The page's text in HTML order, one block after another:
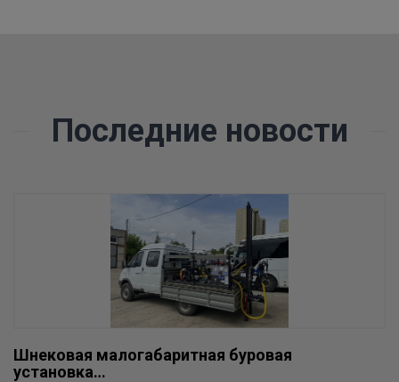
Последние новости
Шнековая малогабаритная буровая
установка…